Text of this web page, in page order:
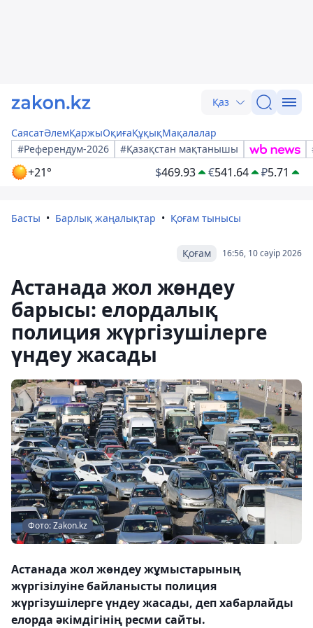
Қаз
СаясатӘлемҚаржыОқиғаҚұқықМақалалар
#Референдум-2026
#Қазақстан мақтанышы
+21° $469.93 €541.64 ₽5.71
Басты Барлық жаңалықтар Қоғам тынысы
16:56, 10 сәуір 2026
Қоғам
Астанада жол жөндеу
барысы: елордалық
полиция жүргізушілерге
үндеу жасады
Фото: Zakon.kz
Астанада жол жөндеу жұмыстарының
жүргізілуіне байланысты полиция
жүргізушілерге үндеу жасады, деп хабарлайды
елорда әкімдігінің ресми сайты.